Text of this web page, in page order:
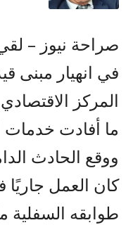
في انهيار مبنى
المركز
ما أفادت خدمات
ووقع الحادث
كان العمل
طوابقه